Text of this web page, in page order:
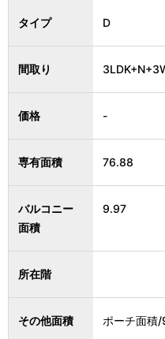
タイプ D
間取り
価格 -
専有面積 76.88
バルコニー
面積
9.97
所在階
その他面積 ポーチ面積